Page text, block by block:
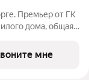
Премьер от ГК
дома, общая
мне